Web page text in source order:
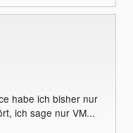
habe ich bisher nur
ich sage nur VM...